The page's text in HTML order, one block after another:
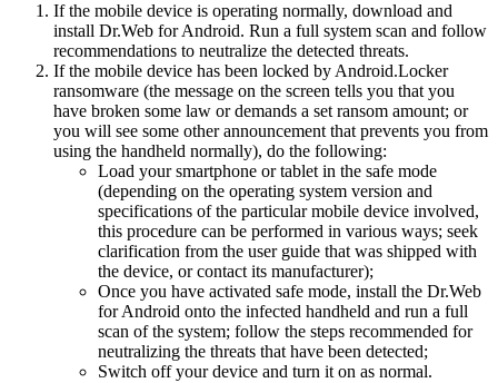
If the mobile device is operating normally, download and
install Dr.Web for Android. Run a full system scan and follow
recommendations to neutralize the detected threats.
If the mobile device has been locked by Android.Locker
ransomware (the message on the screen tells you that you
have broken some law or demands a set ransom amount; or
you will see some other announcement that prevents you from
using the handheld normally), do the following:
Load your smartphone or tablet in the safe mode
(depending on the operating system version and
specifications of the particular mobile device involved,
this procedure can be performed in various ways; seek
clarification from the user guide that was shipped with
the device, or contact its manufacturer);
Once you have activated safe mode, install the Dr.Web
for Android onto the infected handheld and run a full
scan of the system; follow the steps recommended for
neutralizing the threats that have been detected;
Switch off your device and turn it on as normal.